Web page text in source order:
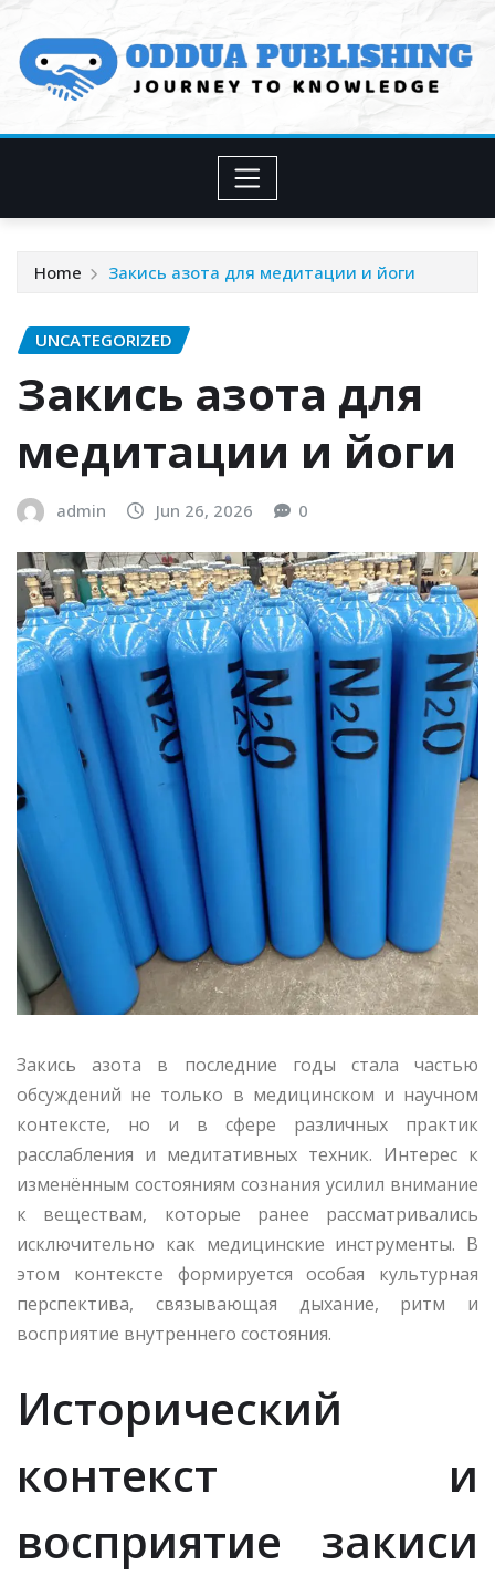
content
Home Закись азота для медитации и йоги
UNCATEGORIZED
Закись азота для
медитации и йоги
admin Jun 26, 2026 0
Закись азота в последние годы стала частью
обсуждений не только в медицинском и научном
контексте, но и в сфере различных практик
расслабления и медитативных техник. Интерес к
изменённым состояниям сознания усилил внимание
к веществам, которые ранее рассматривались
исключительно как медицинские инструменты. В
этом контексте формируется особая культурная
перспектива, связывающая дыхание, ритм и
восприятие внутреннего состояния.
Исторический
контекст и
восприятие закиси